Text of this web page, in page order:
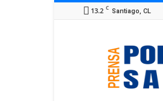
13.2 C Santiago, CL
Portal
Prensa
Salud